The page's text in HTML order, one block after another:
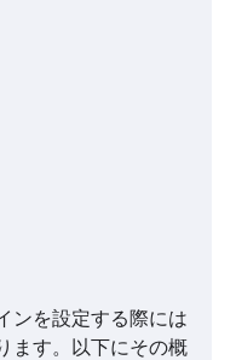
ンを設定する際には
ます。以下にその概